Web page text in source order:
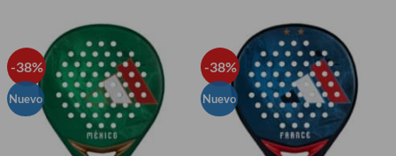
160,00€.98,90€.
160,00€.98,90€.
-38%
Nuevo
-38%
Nuevo